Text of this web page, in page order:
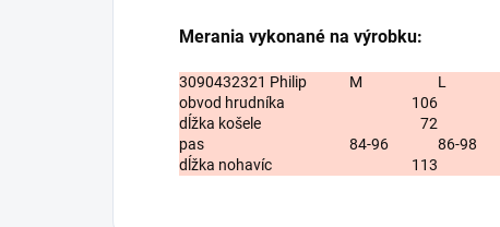
Merania vykonané na výrobku:
3090432321 Philip M L
obvod hrudníka
106
dĺžka košele
72
pas
84-96 86-98
dĺžka nohavíc
113